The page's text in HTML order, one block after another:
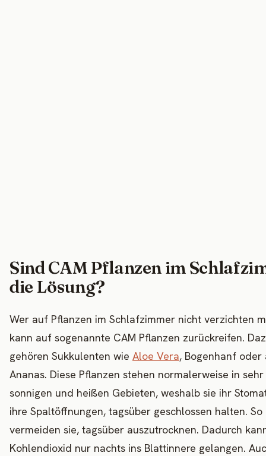
Sind CAM Pflanzen im
die Lösung?
Wer auf Pflanzen im Schlafzimmer nicht verzichten
kann auf sogenannte CAM Pflanzen zurückreifen.
gehören Sukkulenten wie Aloe Vera, Bogenhanf oder
Ananas. Diese Pflanzen stehen normalerweise in sehr
sonnigen und heißen Gebieten, weshalb sie ihr
ihre Spaltöffnungen, tagsüber geschlossen halten. So
vermeiden sie, tagsüber auszutrocknen. Dadurch
Kohlendioxid nur nachts ins Blattinnere gelangen.